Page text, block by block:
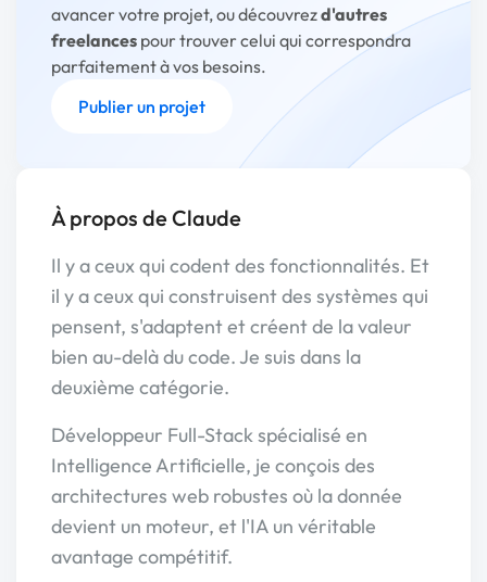
avancer votre projet, ou découvrezd'autres
freelances pour trouver celui qui correspondra
parfaitement à vos besoins.
Publier un projet
À propos de Claude
Il y a ceux qui codent des fonctionnalités. Et
il y a ceux qui construisent des systèmes qui
pensent, s'adaptent et créent de la valeur
bien au-delà du code. Je suis dans la
deuxième catégorie.
Développeur Full-Stack spécialisé en
Intelligence Artificielle, je conçois des
architectures web robustes où la donnée
devient un moteur, et l'IA un véritable
avantage compétitif.